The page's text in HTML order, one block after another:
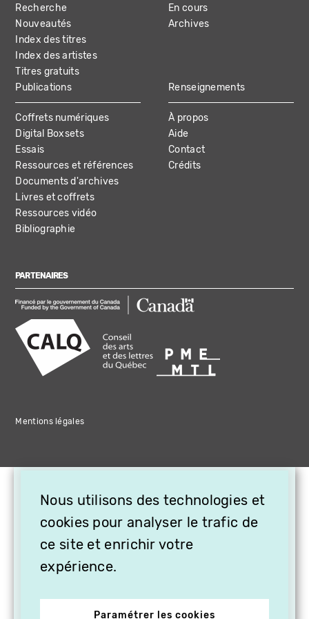
NAVIGATION
Recherche
Nouveautés
Index des titres
Index des artistes
Titres gratuits
En cours
Archives
Publications
Coffrets numériques
Digital Boxsets
Essais
Ressources et références
Documents d'archives
Livres et coffrets
Ressources vidéo
Bibliographie
Renseignements
À propos
Aide
Contact
Crédits
PARTENAIRES
Mentions légales
Nous utilisons des technologies et
cookies pour analyser le trafic de
ce site et enrichir votre
expérience.
Paramétrer les cookies
OFFREZ LA VIDÉO EN
CADEAU, ABONNEZ VOS
PROCHES À VITHÈQUE !